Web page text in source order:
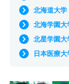
北海道大学
北海学園大
北星学園大
日本医療大